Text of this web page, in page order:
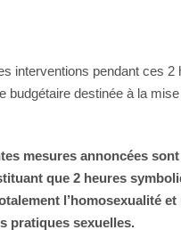
interventions pendant ces 2
budgétaire destinée à la
mesures annoncées
que 2 heures
l’homosexualité
pratiques sexuelles.